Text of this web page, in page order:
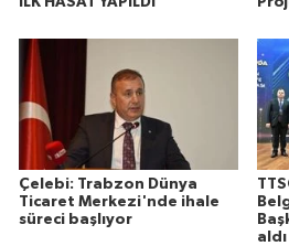
Çelebi: Trabzon Dünya
Ticaret Merkezi'nde ihale
süreci başlıyor
aldı